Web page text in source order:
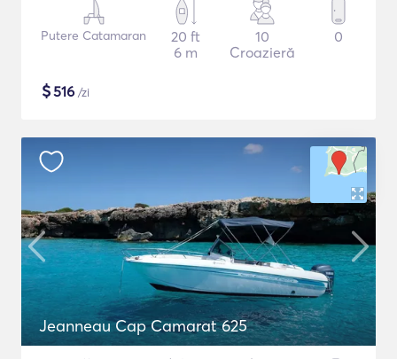
Putere Catamaran
20 ft
6 m
10
Croazieră
0
$516 /zi
Jeanneau Cap Camarat 625